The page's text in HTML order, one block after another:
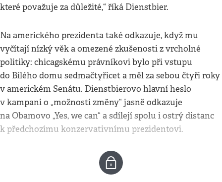
které považuje za důležité,“ říká Dienstbier.
Na amerického prezidenta také odkazuje, když mu
vyčítají nízký věk a omezené zkušenosti z vrcholné
politiky: chicagskému právníkovi bylo při vstupu
do Bílého domu sedmačtyřicet a měl za sebou čtyři roky
v americkém Senátu. Dienstbierovo hlavní heslo
v kampani o „možnosti změny“ jasně odkazuje
na Obamovo „Yes, we can“ a sdílejí spolu i ostrý distanc
k předchozímu konzervativnímu prezidentovi.